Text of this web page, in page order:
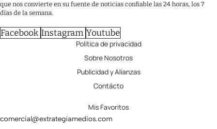
que nos convierte en su fuente de noticias confiable las 24 horas, los 7
días de la semana.
Facebook Instagram Youtube
Política de privacidad
Sobre Nosotros
Publicidad y Alianzas
Contácto
Mis Favoritos
comercial@extrategiamedios.com